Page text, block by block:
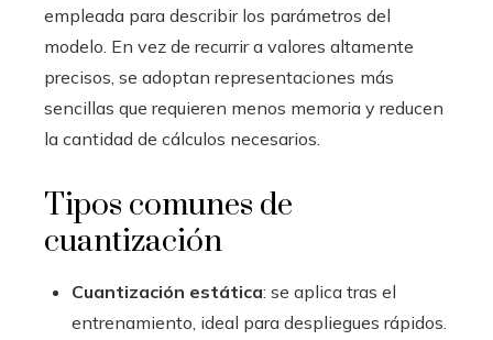
empleada para describir los parámetros del
modelo. En vez de recurrir a valores altamente
precisos, se adoptan representaciones más
sencillas que requieren menos memoria y reducen
la cantidad de cálculos necesarios.
Tipos comunes de
cuantización
Cuantización estática: se aplica tras el
entrenamiento, ideal para despliegues rápidos.